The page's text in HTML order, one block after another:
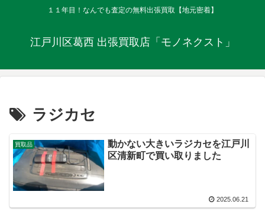
１１年目！なんでも査定の無料出張買取【地元密着】
江戸川区葛西 出張買取店「モノネクスト」
ラジカセ
買取品
動かない大きいラジカセを江戸川
区清新町で買い取りました
2025.06.21